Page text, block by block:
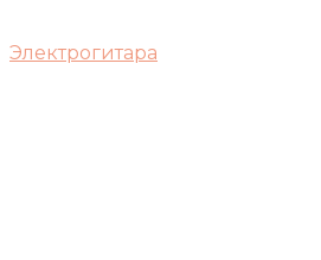
Электрогитара